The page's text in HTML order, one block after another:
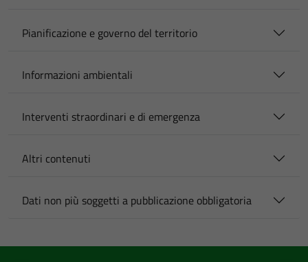
Pianificazione e governo del territorio
Informazioni ambientali
Interventi straordinari e di emergenza
Altri contenuti
Dati non più soggetti a pubblicazione obbligatoria